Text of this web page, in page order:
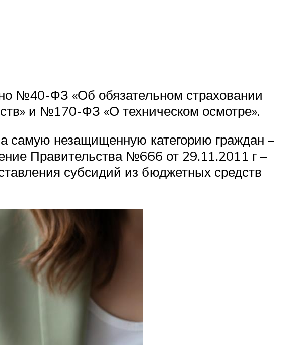
№40-ФЗ «Об обязательном страховании
и №170-ФЗ «О техническом осмотре».
незащищенную категорию граждан –
Правительства №666 от 29.11.2011 г –
субсидий из бюджетных средств